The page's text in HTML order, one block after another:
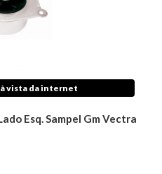
vista da internet
Esq. Sampel Gm Vectra